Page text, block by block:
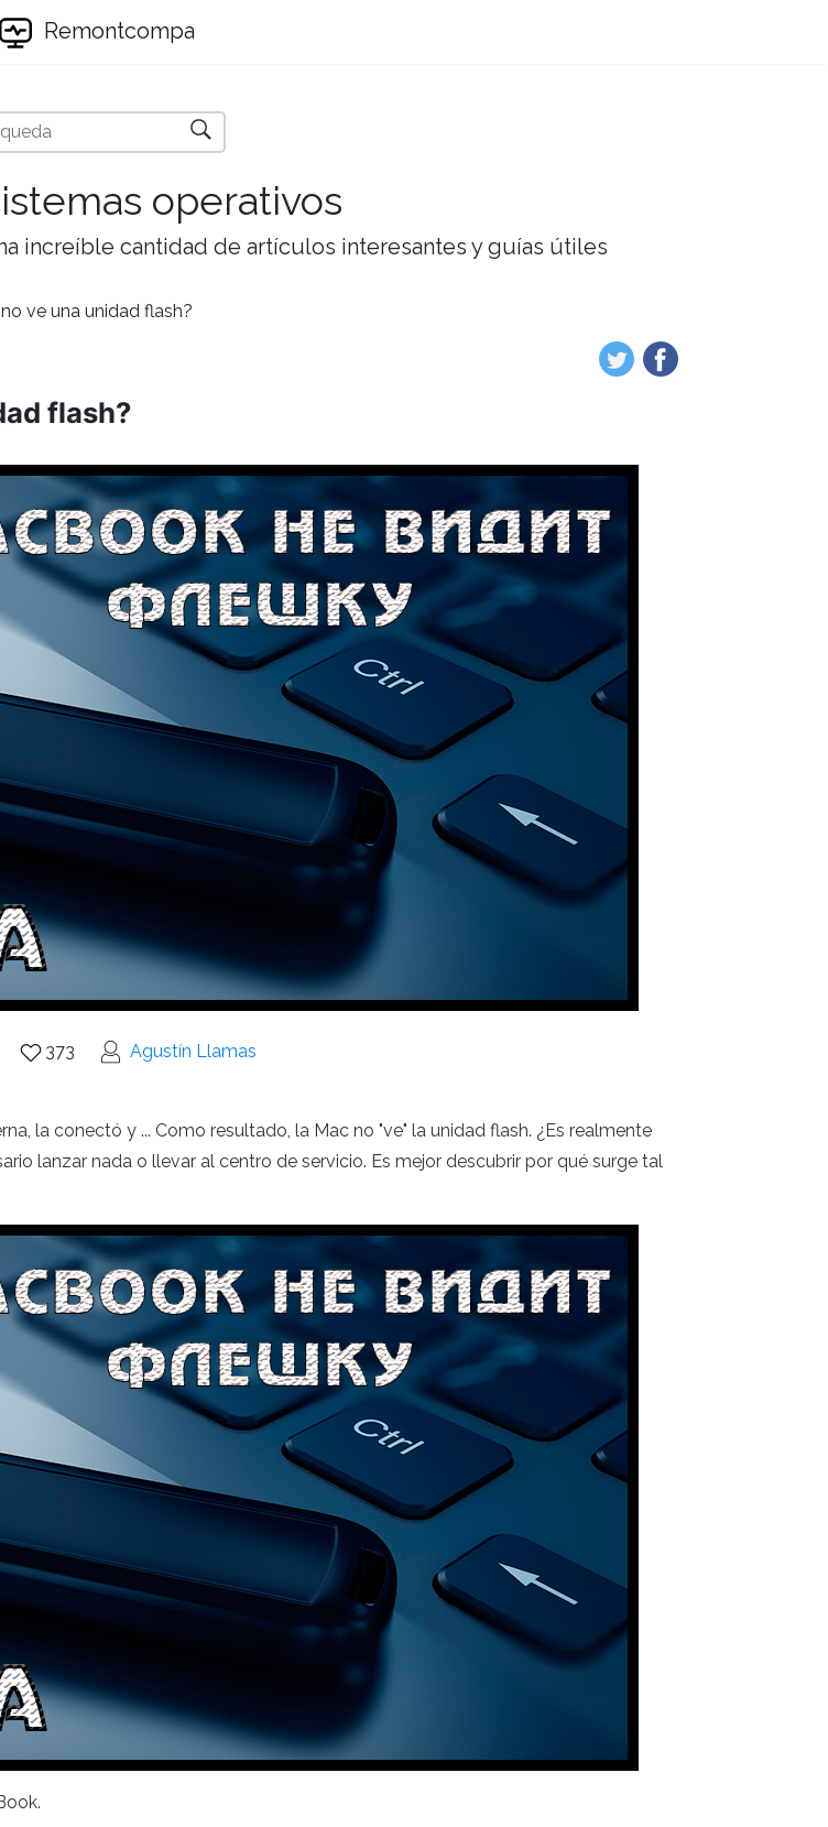
Remontcompa
operativos
increíble cantidad de artículos interesantes y guías útiles
ve una unidad flash?
flash?
373 Agustín Llamas
la conectó y ... Como resultado, la Mac no "ve" la unidad flash. ¿Es realmente
lanzar nada o llevar al centro de servicio. Es mejor descubrir por qué surge tal